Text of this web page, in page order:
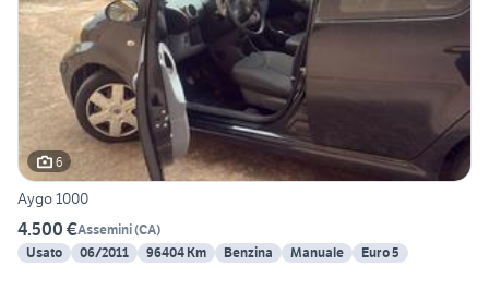
6
Aygo 1000
4.500 €Assemini(CA)
Usato
06/2011 96404 Km Benzina Manuale Euro 5